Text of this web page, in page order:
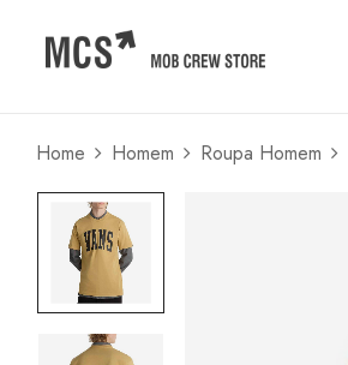
Home Homem Roupa Homem